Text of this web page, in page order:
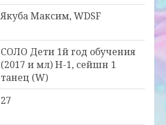
Якуба Максим, WDSF
СОЛО Дети 1й год обучения
(2017 и мл) Н-1, сейшн 1
танец (W)
27